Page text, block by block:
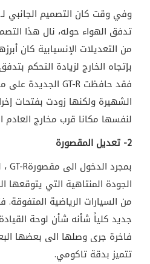
وفي وقت كان التصميم الجانبي لـ
تدفق الهواء حوله، نال هذا
من التعديلات الإنسيابية كان
بإتجاه الخارج لزيادة التحكم
فقد حافظت GT-R الجديدة على
الشهيرة ولكنها زودت بفتحات
لنفسها مكانا قرب مخارج العادم
2- تعديل المقصورة
بمجرد الدخول الى مقصورةGT-R
الجودة المنتاهية التي
من السيارات الرياضية
جديد كلياً شأنه شأن لوحة
فاخرة جرى وصلها الى بعضها
تتميز بدقة تاكومي.